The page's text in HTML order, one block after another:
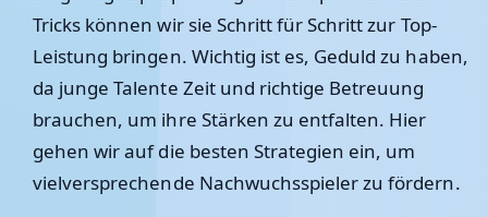
Tricks können wir sie Schritt für Schritt zur Top-
Leistung bringen. Wichtig ist es, Geduld zu haben,
da junge Talente Zeit und richtige Betreuung
brauchen, um ihre Stärken zu entfalten. Hier
gehen wir auf die besten Strategien ein, um
vielversprechende Nachwuchsspieler zu fördern.